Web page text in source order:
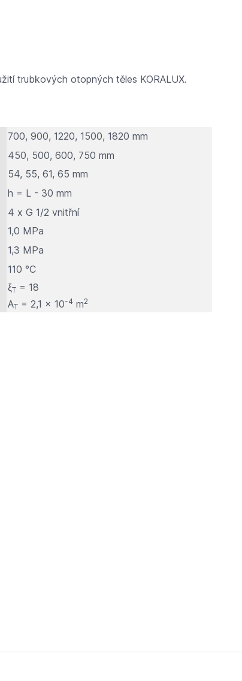
trubkových otopných těles KORALUX.
700, 900, 1220, 1500, 1820 mm
450, 500, 600, 750 mm
54, 55, 61, 65 mm
h = L - 30 mm
4 x G 1/2 vnitřní
1,0 MPa
1,3 MPa
110 °C
ξT= 18
AT= 2,1 × 10-4m2